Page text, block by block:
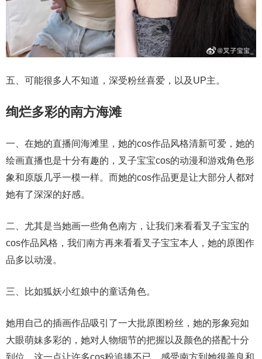
五、可能很多人不知道，深受粉丝喜爱，以及UP主。
绚烂多彩的南方海滩
一、在她的直播间海滩里，她的cos作品风格清新可爱，她的
绘画直播也是十分有趣的，叉子宝宝cos的动漫和游戏角色形
象和原版几乎一模一样。而她的cos作品更是让大部分人都对
她有了深深的好感。
二、尤其是当她画一些角色南方，让我们来看看叉子宝宝的
cos作品风格，我们南方再来看看叉子宝宝本人，她的原图作
品多以动漫。
三、比如狐妖小红娘中的童话角色。
她用自己的插画作品吸引了一大批原图粉丝，她的形象宛如
大眼萌妹多彩的，她对人物细节的把握以及颜色的搭配十分